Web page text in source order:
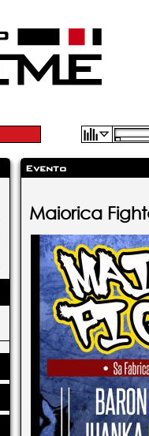
Evento
Maiorica